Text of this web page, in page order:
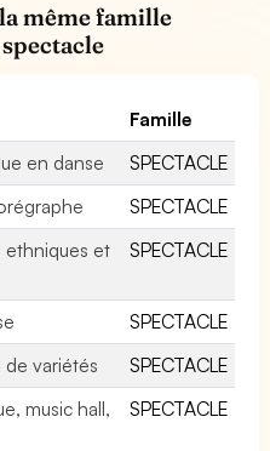
même famille
Famille
en danse
SPECTACLE
SPECTACLE
ethniques et
SPECTACLE
SPECTACLE
de variétés
SPECTACLE
music hall,
SPECTACLE